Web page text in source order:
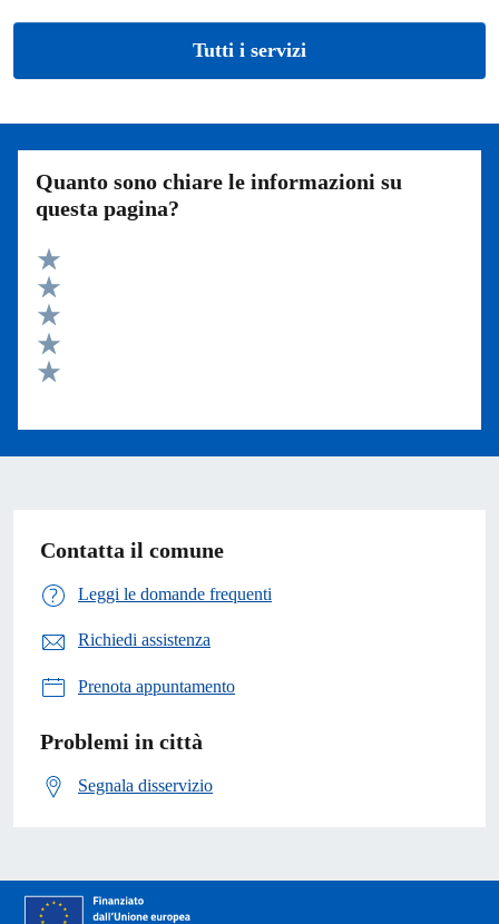
Tutti i servizi
Quanto sono chiare le informazioni su
questa pagina?
Valuta 5 stelle su 5
Valuta 4 stelle su 5
Valuta 3 stelle su 5
Valuta 2 stelle su 5
Contatta il comune
Leggi le domande frequenti
Richiedi assistenza
Prenota appuntamento
Problemi in città
Segnala disservizio